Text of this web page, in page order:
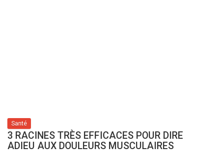
Santé
3 RACINES TRÈS EFFICACES POUR DIRE
ADIEU AUX DOULEURS MUSCULAIRES